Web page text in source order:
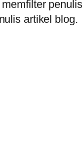
artikel blog.